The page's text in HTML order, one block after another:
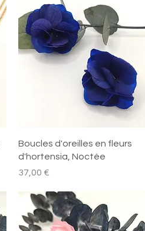
Aperçu rapide
Boucles d'oreilles en fleurs
d'hortensia, Noctée
Prix
37,00 €